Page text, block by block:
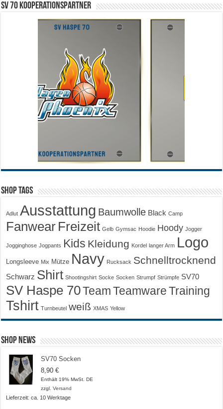
SV 70 Kooperationspartner
Shop Tags
Adlut Ausstattung Baumwolle Black Camp
Fanwear Freizeit Gelb Gymsac Hoodie Hoody Jogger
Jogginghose Jogpants Kids Kleidung Kordel langer Arm Logo
Longsleeve Mix Mütze Navy Rucksack Schnelltrocknend
Schwarz Shirt Shootingshirt Socke Socken Strumpf Strümpfe SV70
SV Haspe 70Team Teamware Training
Tshirt Turnbeutel weiß XMAS Yellow
Shop News
SV70 Socken
8,90€
Enthält 19% MwSt. DE
zzgl.Versand
Lieferzeit: ca. 10 Werktage